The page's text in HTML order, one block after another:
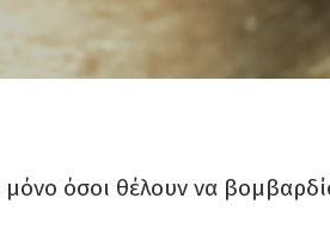
μόνο όσοι θέλουν να